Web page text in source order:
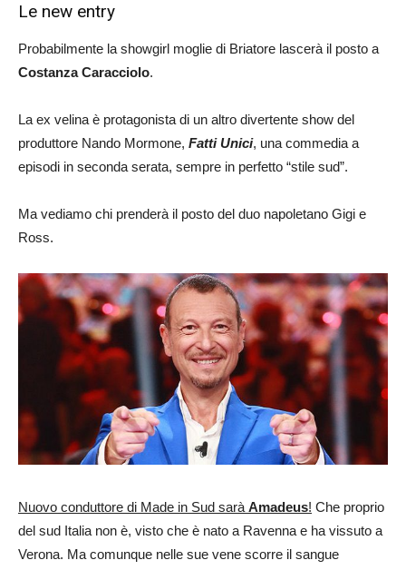
Le new entry
Probabilmente la showgirl moglie di Briatore lascerà il posto a
Costanza Caracciolo.
La ex velina è protagonista di un altro divertente show del
produttore Nando Mormone, Fatti Unici, una commedia a
episodi in seconda serata, sempre in perfetto “stile sud”.
Ma vediamo chi prenderà il posto del duo napoletano Gigi e
Ross.
Nuovo conduttore di Made in Sud sarà Amadeus! Che proprio
del sud Italia non è, visto che è nato a Ravenna e ha vissuto a
Verona. Ma comunque nelle sue vene scorre il sangue